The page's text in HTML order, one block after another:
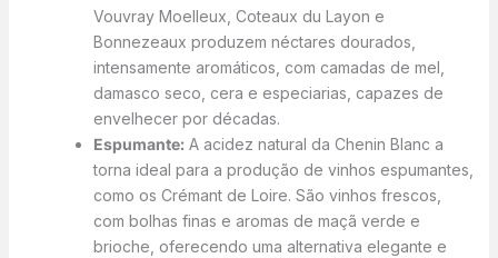
Vouvray Moelleux, Coteaux du Layon e
Bonnezeaux produzem néctares dourados,
intensamente aromáticos, com camadas de mel,
damasco seco, cera e especiarias, capazes de
envelhecer por décadas.
Espumante:A acidez natural da Chenin Blanc a
torna ideal para a produção de vinhos espumantes,
como os Crémant de Loire. São vinhos frescos,
com bolhas finas e aromas de maçã verde e
brioche, oferecendo uma alternativa elegante e